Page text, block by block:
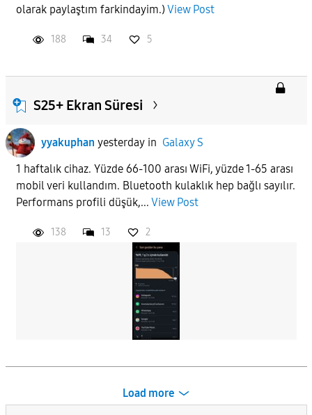
olarak paylaştım farkindayim.)View Post
188 34 5
S25+ Ekran Süresi
yyakuphan yesterdayin Galaxy S
1 haftalık cihaz. Yüzde 66-100 arası WiFi, yüzde 1-65 arası
mobil veri kullandım. Bluetooth kulaklık hep bağlı sayılır.
Performans profili düşük,... View Post
138 13 2
Load more